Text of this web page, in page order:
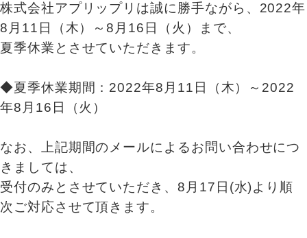
株式会社アプリップリは誠に勝手ながら、2022年
8月11日（木）～8月16日（火）まで、
夏季休業とさせていただきます。
◆夏季休業期間：2022年8月11日（木）～2022
年8月16日（火）
なお、上記期間のメールによるお問い合わせにつ
きましては、
受付のみとさせていただき、8月17日(水)より順
次ご対応させて頂きます。